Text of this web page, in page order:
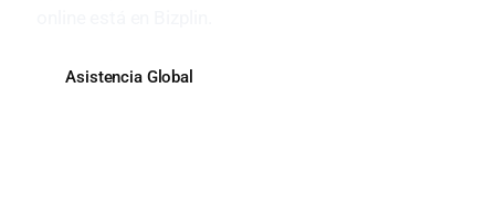
Asistencia Global